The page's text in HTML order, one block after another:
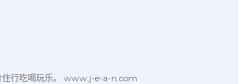
住行吃喝玩乐。 www.j-e-a-n.com